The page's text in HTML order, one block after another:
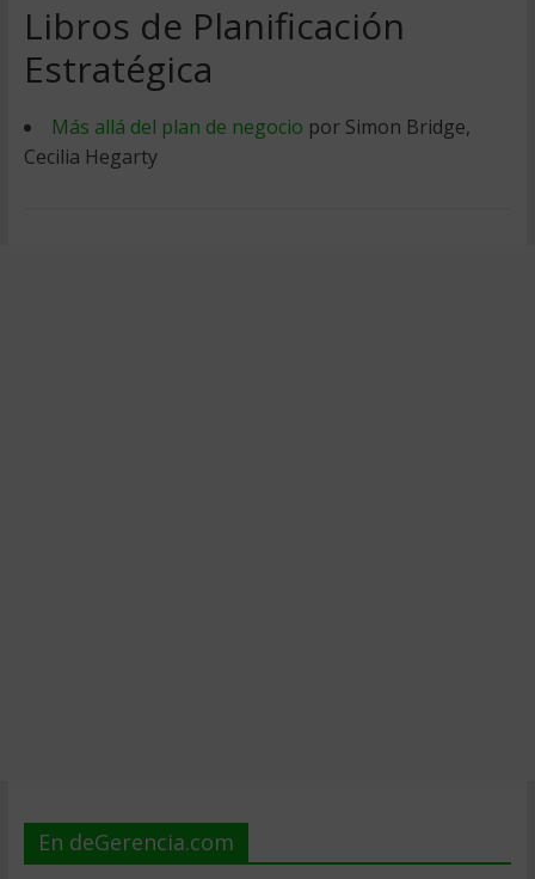
Libros de Planificación
Estratégica
Más allá del plan de negocio por Simon Bridge,
Cecilia Hegarty
En deGerencia.com